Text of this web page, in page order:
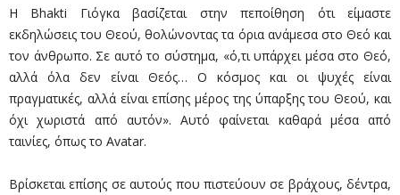
Η Bhakti Γιόγκα βασίζεται στην πεποίθηση ότι είμαστε
εκδηλώσεις του Θεού, θολώνοντας τα όρια ανάμεσα στο Θεό και
τον άνθρωπο. Σε αυτό το σύστημα, «ό,τι υπάρχει μέσα στο Θεό,
αλλά όλα δεν είναι Θεός… Ο κόσμος και οι ψυχές είναι
πραγματικές, αλλά είναι επίσης μέρος της ύπαρξης του Θεού, και
όχι χωριστά από αυτόν». Αυτό φαίνεται καθαρά μέσα από
ταινίες, όπως το Avatar.
Βρίσκεται επίσης σε αυτούς που πιστεύουν σε βράχους, δέντρα,